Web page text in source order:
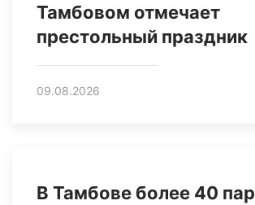
Тамбовом отмечает
престольный праздник
09.08.2026
В Тамбове более 40 пар